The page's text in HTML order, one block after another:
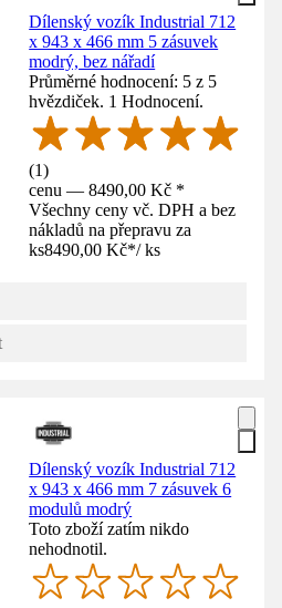
Dílenský vozík Industrial 712
x 943 x 466 mm 5 zásuvek
modrý, bez nářadí
Průměrné hodnocení: 5 z 5
hvězdiček. 1 Hodnocení.
(1)
cenu — 8490,00 Kč *
Všechny ceny vč. DPH a bez
nákladů na přepravu za
ks8490,00 Kč*/ ks
Dílenský vozík Industrial 712
x 943 x 466 mm 7 zásuvek 6
modulů modrý
Toto zboží zatím nikdo
nehodnotil.